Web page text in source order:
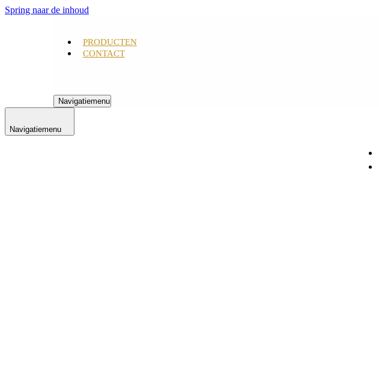
Spring naar de inhoud
PRODUCTEN
CONTACT
Navigatiemenu
Navigatiemenu